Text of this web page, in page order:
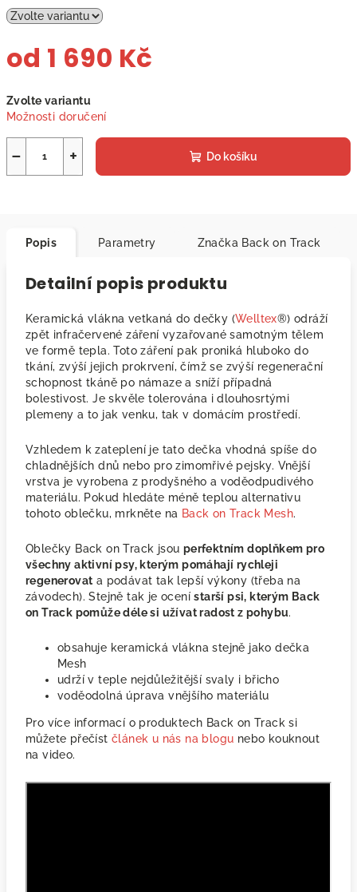
od 1 690 Kč
cena:
Zvolte variantu
Možnosti doručení
+
− Do košíku
Popis Parametry Značka Back on Track
Detailní popis produktu
Keramická vlákna vetkaná do dečky (Welltex®) odráží
zpět infračervené záření vyzařované samotným tělem
ve formě tepla. Toto záření pak proniká hluboko do
tkání, zvýší jejich prokrvení, čímž se zvýší regenerační
schopnost tkáně po námaze a sníží případná
bolestivost. Je skvěle tolerována i dlouhosrtými
plemeny a to jak venku, tak v domácím prostředí.
Vzhledem k zateplení je tato dečka vhodná spíše do
chladnějších dnů nebo pro zimomřivé pejsky. Vnější
vrstva je vyrobena z prodyšného a voděodpudivého
materiálu. Pokud hledáte méně teplou alternativu
tohoto oblečku, mrkněte na Back on Track Mesh.
Oblečky Back on Track jsou perfektním doplňkem pro
všechny aktivní psy, kterým pomáhají rychleji
regenerovat a podávat tak lepší výkony (třeba na
závodech). Stejně tak je ocenístarší psi, kterým Back
on Track pomůže déle si užívat radost z pohybu.
obsahuje keramická vlákna stejně jako dečka
Mesh
udrží v teple nejdůležitější svaly i břicho
voděodolná úprava vnějšího materiálu
Pro více informací o produktech Back on Track si
můžete přečístčlánek u nás na blogu nebo kouknout
na video.